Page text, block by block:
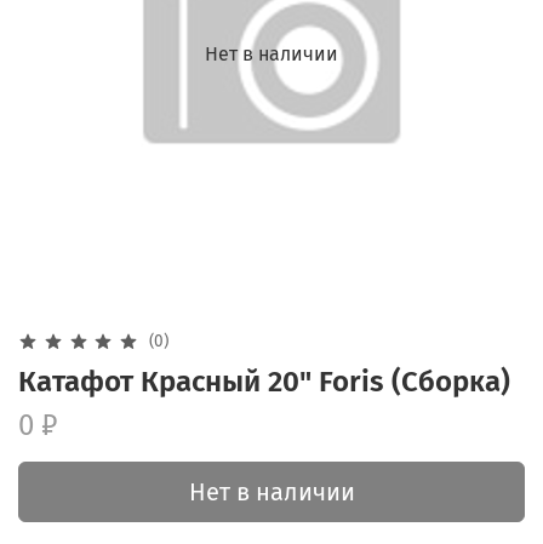
Нет в наличии
(0)
Катафот Красный 20" Foris (Сборка)
0 ₽
Нет в наличии